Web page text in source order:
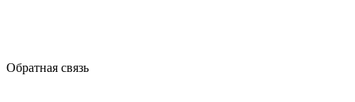
Обратная связь